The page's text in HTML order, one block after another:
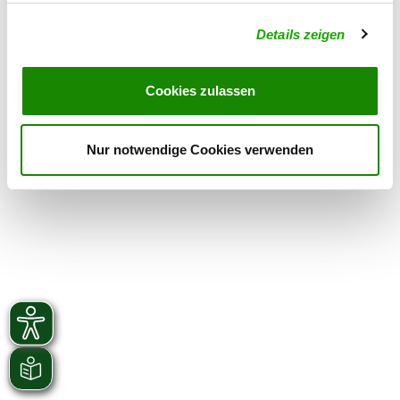
Details zeigen
Cookies zulassen
Nur notwendige Cookies verwenden
Hohengänder Str.
37318 Kirchgandern